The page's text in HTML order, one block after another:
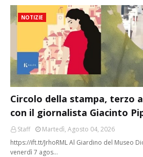
NOTIZIE
Circolo della stampa, terzo
con il giornalista Giacinto
Staff
Martedì, Agosto 04, 2026
https://ift.tt/JrhoRML Al Giardino del Museo
venerdì 7 agos…